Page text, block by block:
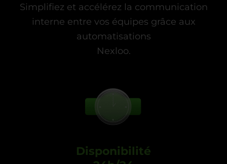
Simplifiez et accélérez la communication
interne entre vos équipes grâce aux
automatisations
Nexloo.
Disponibilité